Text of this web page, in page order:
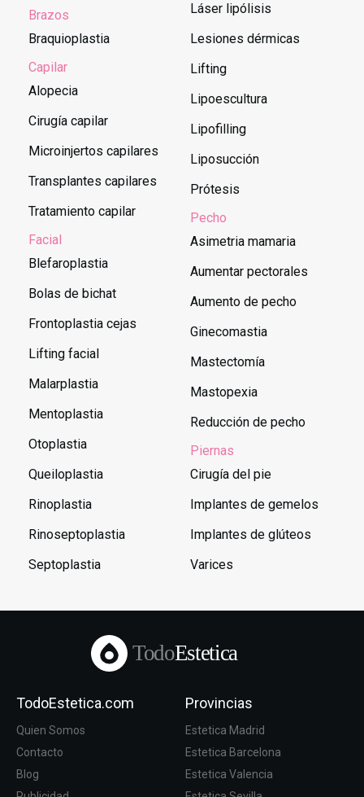
Brazos
Braquioplastia
Capilar
Alopecia
Cirugía capilar
Microinjertos capilares
Transplantes capilares
Tratamiento capilar
Facial
Blefaroplastia
Bolas de bichat
Frontoplastia cejas
Lifting facial
Malarplastia
Mentoplastia
Otoplastia
Queiloplastia
Rinoplastia
Rinoseptoplastia
Septoplastia
Láser lipólisis
Lesiones dérmicas
Lifting
Lipoescultura
Lipofilling
Liposucción
Prótesis
Pecho
Asimetria mamaria
Aumentar pectorales
Aumento de pecho
Ginecomastia
Mastectomía
Mastopexia
Reducción de pecho
Piernas
Cirugía del pie
Implantes de gemelos
Implantes de glúteos
Varices
TodoEstetica
TodoEstetica.com
Quien Somos
Contacto
Blog
Provincias
Estetica Madrid
Estetica Barcelona
Estetica Valencia